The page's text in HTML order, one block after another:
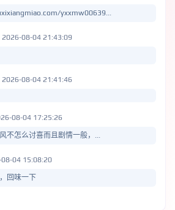
yxxmw00639...
2026-08-04 21:43:09
2026-08-04 21:41:46
08-04 17:25:26
不怎么讨喜而且剧情一般，...
04 15:08:20
回味一下